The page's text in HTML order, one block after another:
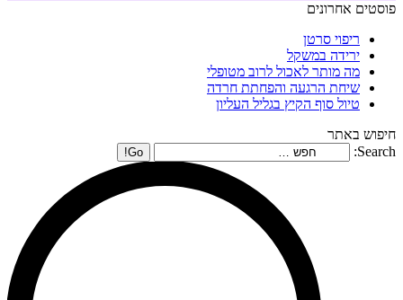
פוסטים אחרונים
ריפוי סרטן
ירידה במשקל
מה מותר לאכול לרוב מטופלי
שיחת הרגעה והפחתת חרדה
טיול סוף הקיץ בגליל העליון
חיפוש באתר
Search: